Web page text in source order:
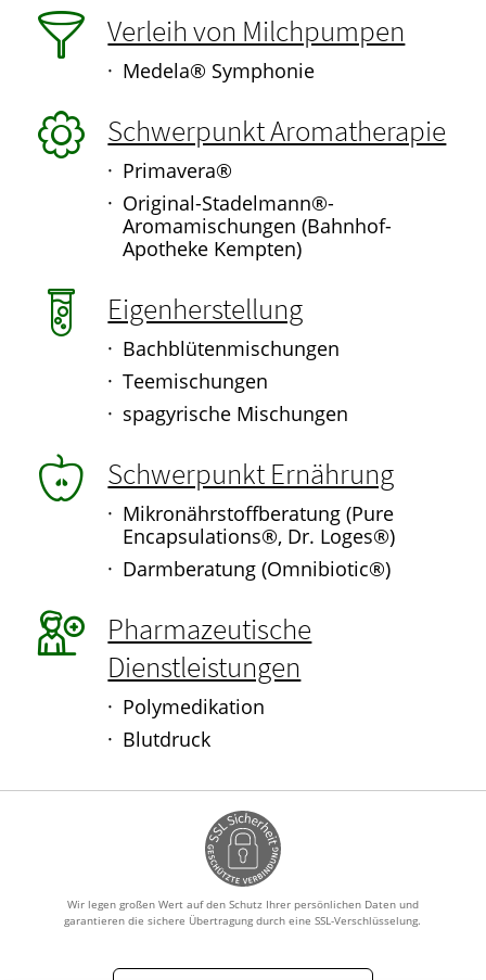
Verleih von Milchpumpen
Medela® Symphonie
Schwerpunkt Aromatherapie
Primavera®
Original-Stadelmann®-
Aromamischungen (Bahnhof-
Apotheke Kempten)
Eigenherstellung
Bachblütenmischungen
Teemischungen
spagyrische Mischungen
Schwerpunkt Ernährung
Mikronährstoffberatung (Pure
Encapsulations®, Dr. Loges®)
Darmberatung (Omnibiotic®)
Pharmazeutische
Dienstleistungen
Polymedikation
Blutdruck
Wir legen großen Wert auf den Schutz Ihrer persönlichen Daten und
garantieren die sichere Übertragung durch eine SSL-Verschlüsselung.